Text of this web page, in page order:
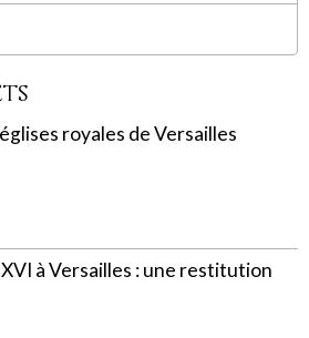
royales de Versailles
à Versailles : une restitution